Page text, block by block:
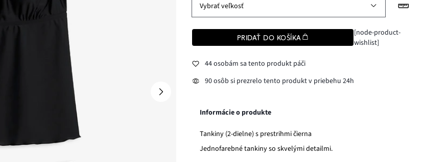
Vybrať veľkosť
PRIDAŤ DO KOŠÍKA
[node-product-
wishlist]
44 osobám sa tento produkt páči
90 osôb si prezrelo tento produkt v priebehu 24h
Informácie o produkte
Tankiny (2-dielne) s prestrihmi čierna
Jednofarebné tankiny so skvelými detailmi.